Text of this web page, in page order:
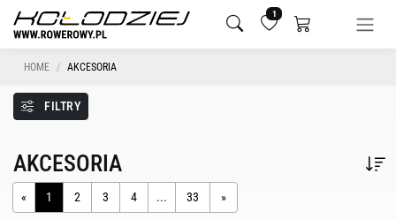
1
HOME AKCESORIA
FILTRY
AKCESORIA
« 1 2 3 4 ... 33 »